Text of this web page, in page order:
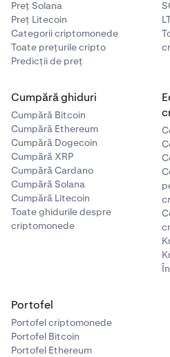
2 Derulează în jos până la
activează programele
3 Apasă peEarn din
4 În secțiuneaCâștig automat
de program Câștig
Acesta va trece de la verde
Preț Solana
Preț Litecoin
Categorii criptomonede
Toate prețurile cripto
Predicții de preț
Cumpără ghiduri
Cumpără Bitcoin
Cumpără Ethereum
Cumpără Dogecoin
Cumpără XRP
Cumpără Cardano
Cumpără Solana
Cumpără Litecoin
Toate ghidurile despre
criptomonede
Portofel
Portofel criptomonede
Portofel Bitcoin
Portofel Ethereum